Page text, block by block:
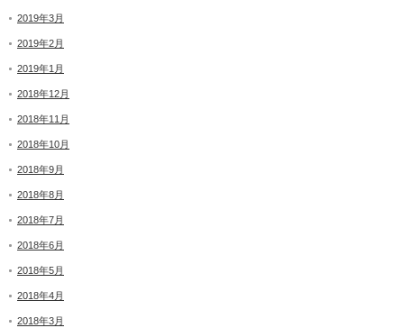
2019年3月
2019年2月
2019年1月
2018年12月
2018年11月
2018年10月
2018年9月
2018年8月
2018年7月
2018年6月
2018年5月
2018年4月
2018年3月